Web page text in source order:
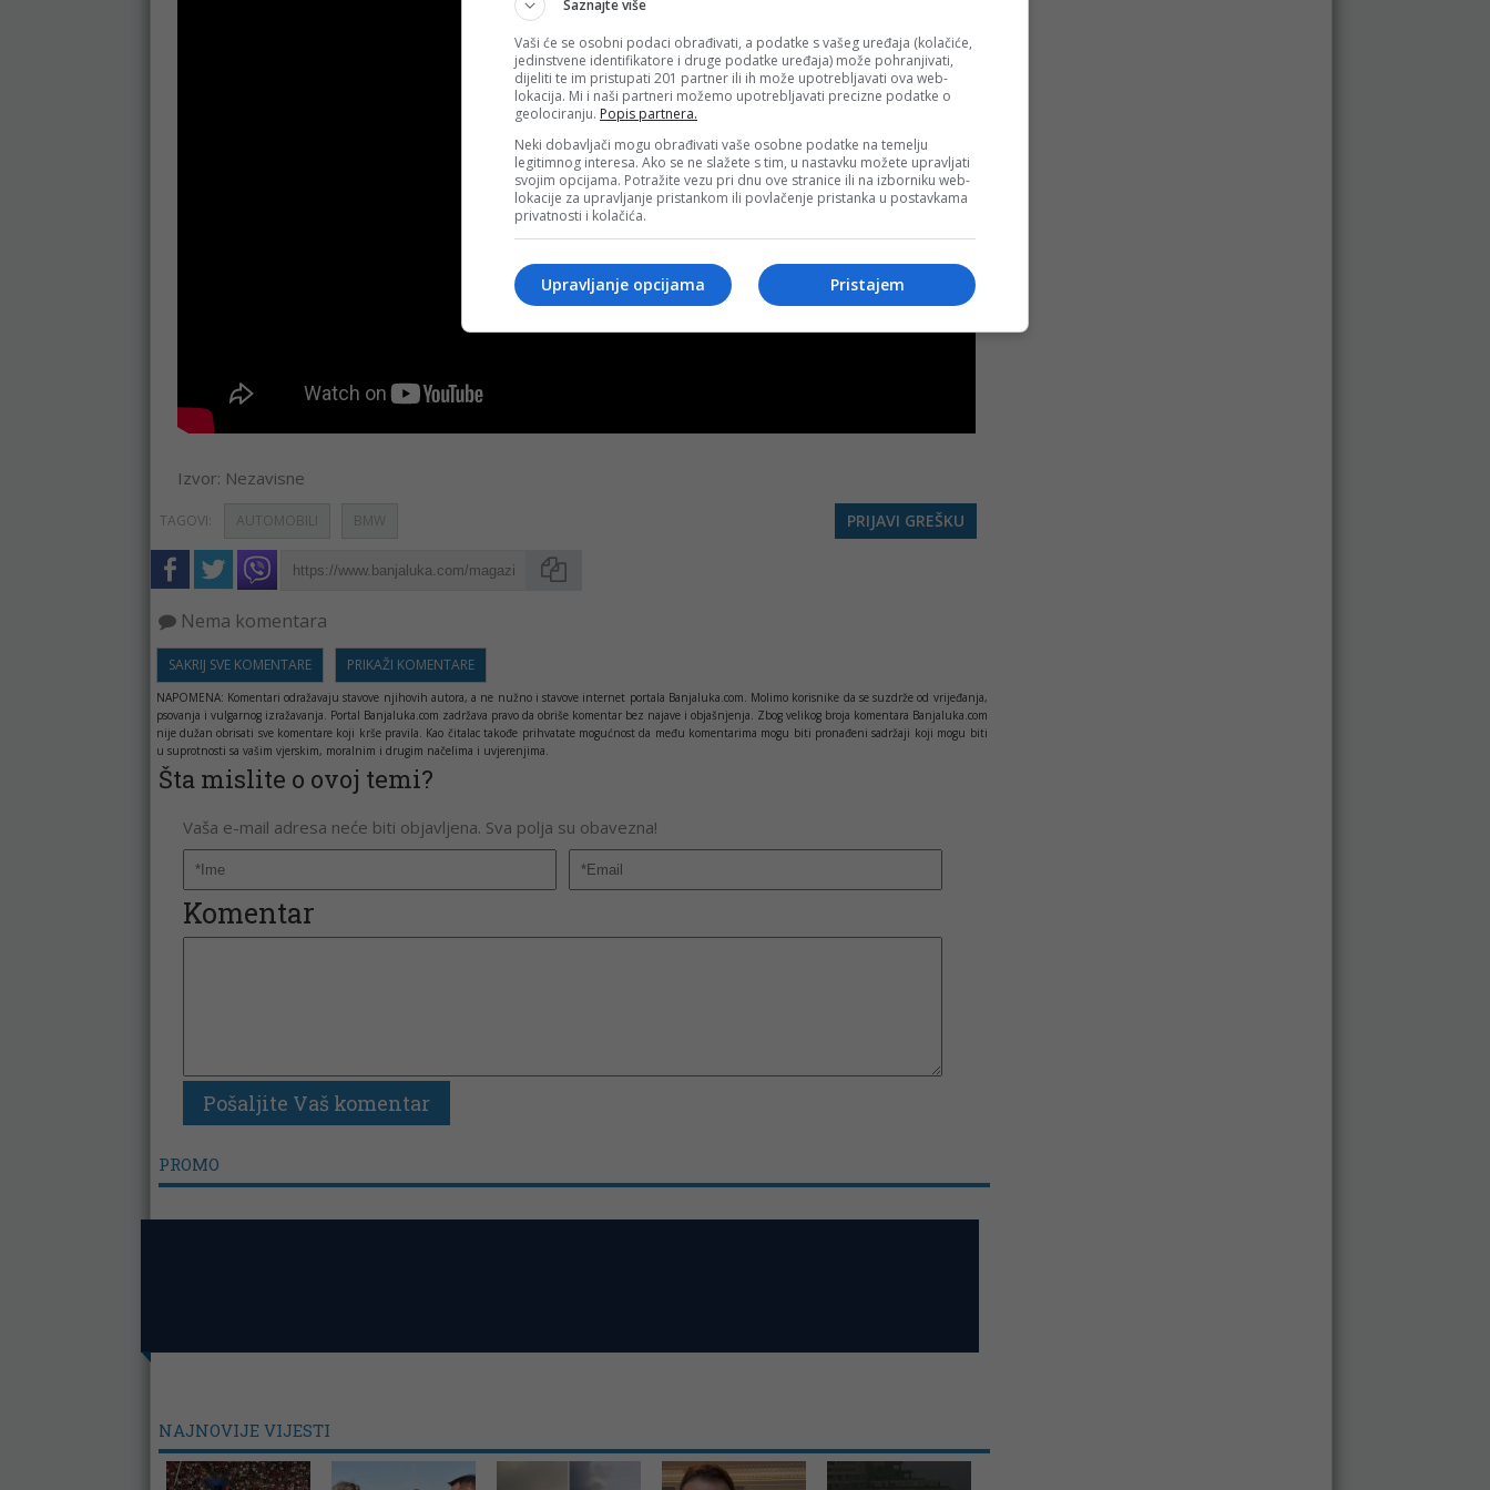
Izvor: Nezavisne
TAGOVI: AUTOMOBILI BMW PRIJAVI GREŠKU
Nema komentara
SAKRIJ SVE KOMENTARE PRIKAŽI KOMENTARE
NAPOMENA: Komentari odražavaju stavove njihovih autora, a ne nužno i stavove internet portala Banjaluka.com. Molimo korisnike da se suzdrže od vrijeđanja,
psovanja i vulgarnog izražavanja. Portal Banjaluka.com zadržava pravo da obriše komentar bez najave i objašnjenja. Zbog velikog broja komentara Banjaluka.com
nije dužan obrisati sve komentare koji krše pravila. Kao čitalac takođe prihvatate mogućnost da među komentarima mogu biti pronađeni sadržaji koji mogu biti
u suprotnosti sa vašim vjerskim, moralnim i drugim načelima i uvjerenjima.
Šta mislite o ovoj temi?
Vaša e-mail adresa neće biti objavljena. Sva polja su obavezna!
Komentar
PROMO
NAJNOVIJE VIJESTI
Saznajte više
Vaši će se osobni podaci obrađivati, a podatke s vašeg uređaja (kolačiće,
jedinstvene identifikatore i druge podatke uređaja) može pohranjivati,
dijeliti te im pristupati 201 partner ili ih može upotrebljavati ova web-
lokacija. Mi i naši partneri možemo upotrebljavati precizne podatke o
geolociranju. Popis partnera.
Neki dobavljači mogu obrađivati vaše osobne podatke na temelju
legitimnog interesa. Ako se ne slažete s tim, u nastavku možete upravljati
svojim opcijama. Potražite vezu pri dnu ove stranice ili na izborniku web-
lokacije za upravljanje pristankom ili povlačenje pristanka u postavkama
privatnosti i kolačića.
Pristajem
Upravljanje opcijama